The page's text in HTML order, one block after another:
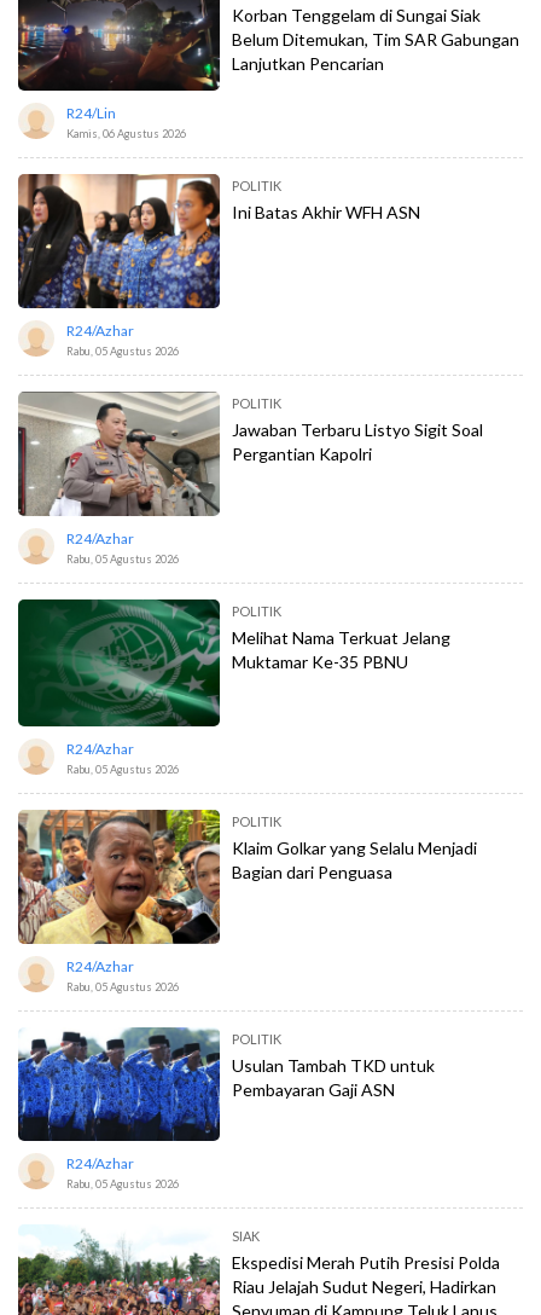
Korban Tenggelam di Sungai Siak
Belum Ditemukan, Tim SAR Gabungan
Lanjutkan Pencarian
R24/lin
Kamis, 06 Agustus 2026
POLITIK
Ini Batas Akhir WFH ASN
R24/azhar
Rabu, 05 Agustus 2026
POLITIK
Jawaban Terbaru Listyo Sigit Soal
Pergantian Kapolri
R24/azhar
Rabu, 05 Agustus 2026
POLITIK
Melihat Nama Terkuat Jelang
Muktamar Ke-35 PBNU
R24/azhar
Rabu, 05 Agustus 2026
POLITIK
Klaim Golkar yang Selalu Menjadi
Bagian dari Penguasa
R24/azhar
Rabu, 05 Agustus 2026
POLITIK
Usulan Tambah TKD untuk
Pembayaran Gaji ASN
R24/azhar
Rabu, 05 Agustus 2026
SIAK
Ekspedisi Merah Putih Presisi Polda
Riau Jelajah Sudut Negeri, Hadirkan